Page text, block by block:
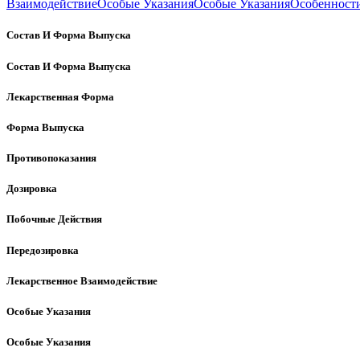
ВзаимодействиеОсобые УказанияОсобые Указания
Состав И Форма Выпуска
Состав И Форма Выпуска
Лекарственная Форма
Форма Выпуска
Противопоказания
Дозировка
Побочные Действия
Передозировка
Лекарственное Взаимодействие
Особые Указания
Особые Указания